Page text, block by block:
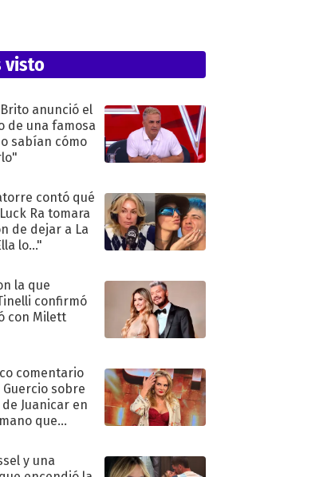
visto
anunció el
de una famosa
sabían cómo
contó qué
Ra tomara
de dejar a La
lo..."
la que
confirmó
con Milett
comentario
Guercio sobre
Juanicar en
que
y una